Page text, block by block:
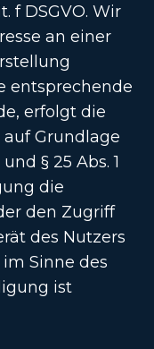
f DSGVO. Wir
an einer
entsprechende
erfolgt die
Grundlage
§ 25 Abs. 1
die
den Zugriff
des Nutzers
Sinne des
ist